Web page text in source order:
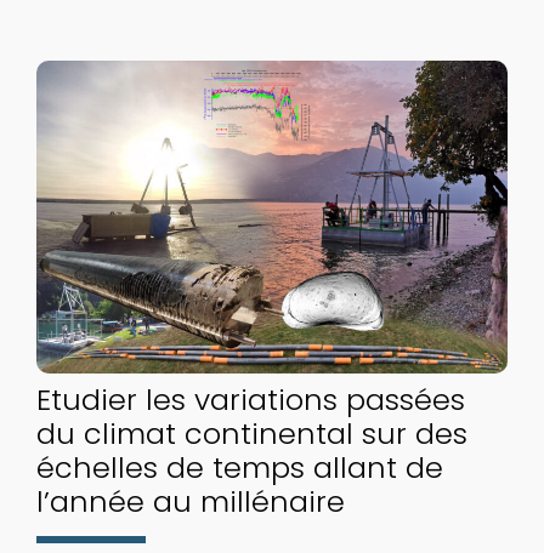
Etudier les variations passées
du climat continental sur des
échelles de temps allant de
l’année au millénaire